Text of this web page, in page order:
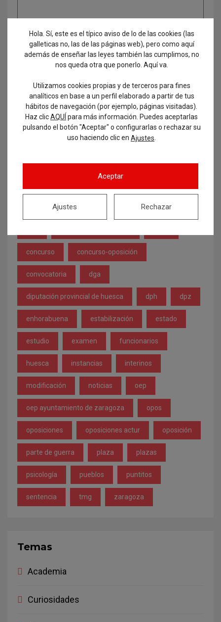
Etiquetas
administrativo admitidos y excluidos
age aprobados auxiliar
ayuntamiento Ayuntamiento de Zaragoza
concurso concurso-oposición
convocatoria dga
diputación provincial de huesca dph dpz
enhorabuena estabilización estado
estudio examen funcionarios
huesca instancias interinos
modificación noticias oep
oep ayuntamiento de zaragoza opos
oposiciones oposiciones actur oposición
parte de guerra plaza plazas
psicología pueblos puntitos
sentencia tmg zaragoza
Temas
Academia
Curiosidades
Hola. Sí, este es el típico aviso de lo de las cookies (las
galleticas no, las de las páginas web), pero como aquí
además de enseñar las leyes también las cumplimos, no
nos queda otra que ponerlo. Aquí va.
Utilizamos cookies propias y de terceros para fines
analíticos en base a un perfil elaborado a partir de tus
hábitos de navegación (por ejemplo, páginas visitadas).
Haz clicAQUÍ para más información. Puedes aceptarlas
pulsando el botón "Aceptar" o configurarlas o rechazar su
uso haciendo clic en Ajustes
Aceptar
Rechazar
Ajustes